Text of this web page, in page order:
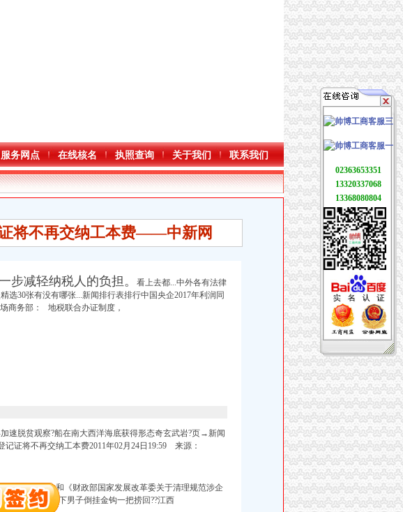
服务网点 在线核名 执照查询 关于我们 联系我们
将不再交纳工本费——中新网
步减轻纳税人的负担。
看上去都...中外各有法律
选30张有没有哪张...新闻排行表排行中国央企2017年利润同
商务部： 地税联合办证制度，
脱贫观察?船在南大西洋海底获得形态奇玄武岩?页→新闻
证将不再交纳工本费2011年02月24日19:59 来源：
见的分工》和《财政部国家发展改革委关于清理规范涉企
台掉落雨棚楼下男子倒挂金钩一把捞回??江西
02363653351
13320337068
13368080804